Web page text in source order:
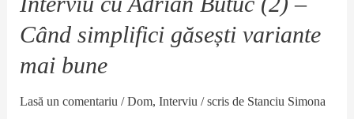
Când simplifici găsești variante
mai bune
Lasă un comentariu /Dom,Interviu / scris de Stanciu Simona